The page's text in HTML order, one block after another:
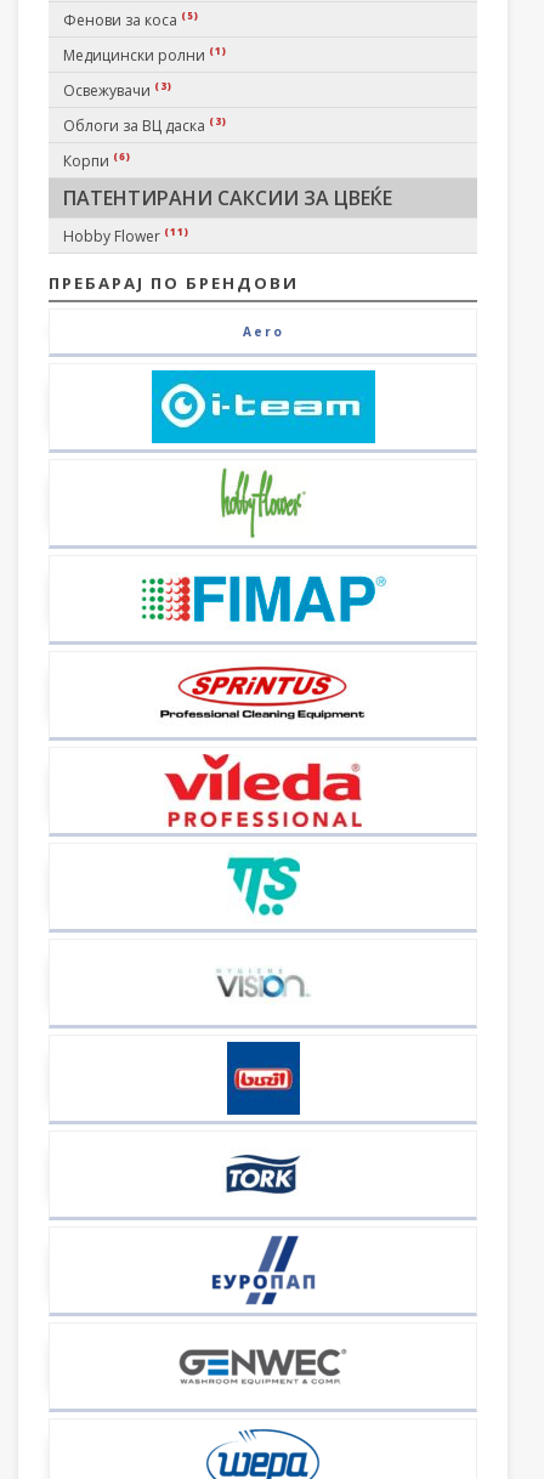
Фенови за коса (5)
Медицински ролни (1)
Освежувачи (3)
Облоги за ВЦ даска (3)
Корпи (6)
ПАТЕНТИРАНИ САКСИИ ЗА ЦВЕЌЕ
Hobby Flower (11)
ПРЕБАРАЈ ПО БРЕНДОВИ
Aero